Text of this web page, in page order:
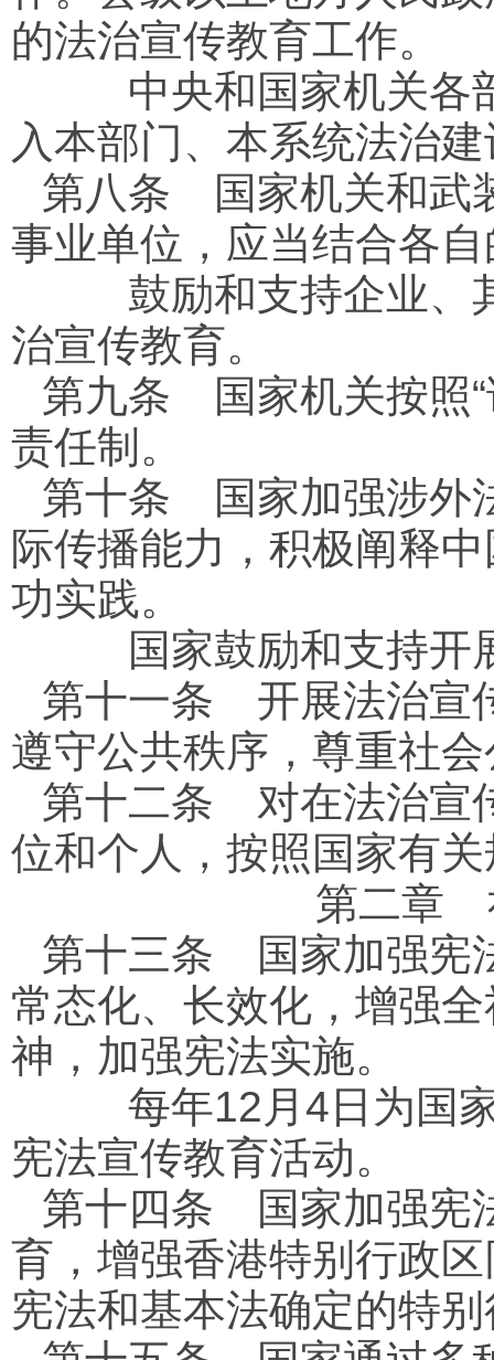
的法治宣传教育工作。
中央和国家机关各
入本部门、本系统法治
第八条 国家机关和武
事业单位，应当结合各
鼓励和支持企业、
治宣传教育。
第九条 国家机关按照“
责任制。
第十条 国家加强涉外
际传播能力，积极阐释
功实践。
国家鼓励和支持开
第十一条 开展法治宣
遵守公共秩序，尊重社
第十二条 对在法治宣
位和个人，按照国家有
第二章
第十三条 国家加强宪
常态化、长效化，增强
神，加强宪法实施。
每年12月4日为国家
宪法宣传教育活动。
第十四条 国家加强宪
育，增强香港特别行政
宪法和基本法确定的特